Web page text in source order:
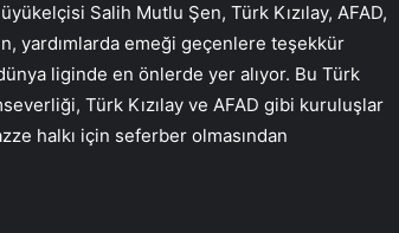
Salih Mutlu Şen, Türk Kızılay, AFAD,
yardımlarda emeği geçenlere teşekkür
liginde en önlerde yer alıyor. Bu Türk
Türk Kızılay ve AFAD gibi kuruluşlar
halkı için seferber olmasından